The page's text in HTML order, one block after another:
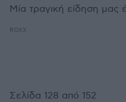
Μία τραγική είδηση μας
ROXX
Σελίδα 128 από 152